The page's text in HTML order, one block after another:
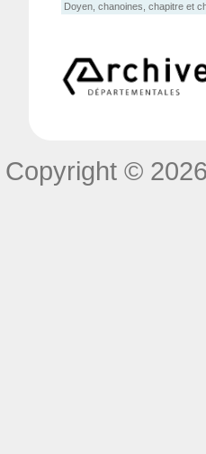
Doyen, chanoines, chapitre et
Copyright ©